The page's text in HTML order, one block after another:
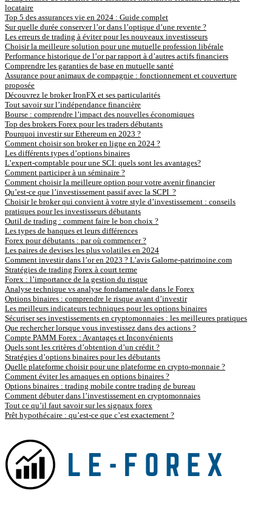
locataire
Top 5 des assurances vie en 2024 : Guide complet
Sur quelle durée conserver l’or dans l’optique d’une revente ?
Les erreurs de trading à éviter pour les nouveaux investisseurs
Choisir la meilleure solution pour une mutuelle profession libérale
Performance historique de l’or par rapport à d’autres actifs financiers
Comprendre les garanties de base en mutuelle santé
Assurance pour animaux de compagnie : fonctionnement et couverture
proposée
Découvrez le broker IronFX et ses particularités
Tout savoir sur l’indépendance financière
Bourse : comprendre l’impact des nouvelles économiques
Top des brokers Forex pour les traders débutants
Pourquoi investir sur Ethereum en 2023 ?
Comment choisir son broker en ligne en 2024 ?
Les différents types d’options binaires
L’expert-comptable pour une SCI: quels sont les avantages?
Comment participer à un séminaire ?
Comment choisir la meilleure option pour votre avenir financier
Qu’est-ce que l’investissement passif avec la SCPI ?
Choisir le broker qui convient à votre style d’investissement : conseils
pratiques pour les investisseurs débutants
Outil de trading : comment faire le bon choix ?
Les types de banques et leurs différences
Forex pour débutants : par où commencer ?
Les paires de devises les plus volatiles en 2024
Comment investir dans l’or en 2023 ? L’avis Galorne-patrimoine.com
Stratégies de trading Forex à court terme
Forex : l’importance de la gestion du risque
Analyse technique vs analyse fondamentale dans le Forex
Options binaires : comprendre le risque avant d’investir
Les meilleurs indicateurs techniques pour les options binaires
Sécuriser ses investissements en cryptomonnaies : les meilleures pratiques
Que rechercher lorsque vous investissez dans des actions ?
Compte PAMM Forex : Avantages et Inconvénients
Quels sont les critères d’obtention d’un crédit ?
Stratégies d’options binaires pour les débutants
Quelle plateforme choisir pour une plateforme en crypto-monnaie ?
Comment éviter les arnaques en options binaires ?
Options binaires : trading mobile contre trading de bureau
Comment débuter dans l’investissement en cryptomonnaies
Tout ce qu’il faut savoir sur les signaux forex
Prêt hypothécaire : qu’est-ce que c’est exactement ?